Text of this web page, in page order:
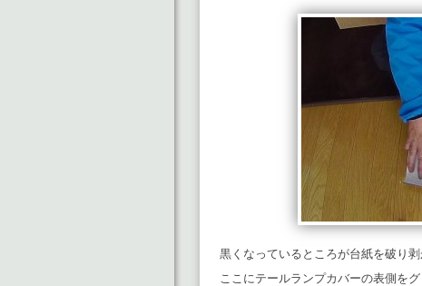
黒くなっているところが台紙を破り剥
ここにテールランプカバーの表側を